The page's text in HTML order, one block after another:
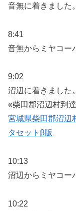
音無に着きました
8:41
音無からミヤコー
9:02
沼辺に着きました
«柴田郡沼辺村到
宮城県柴田郡沼辺
タセットβ版
10:13
沼辺からミヤコー
10:22